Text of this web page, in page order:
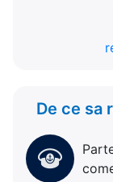
De ce sa